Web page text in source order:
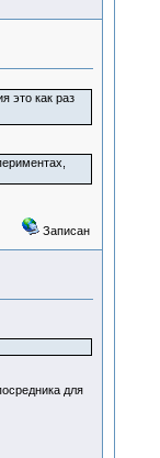
это как раз
Записан
для